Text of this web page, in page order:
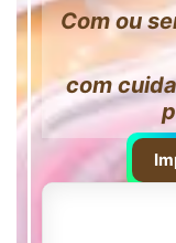
Com ou
com